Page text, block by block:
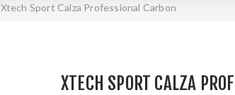
Xtech Sport Calza Professional Carbon
XTECH SPORT CALZA